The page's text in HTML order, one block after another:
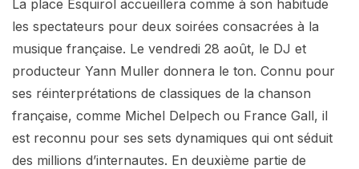
La place Esquirol accueillera comme à son habitude
les spectateurs pour deux soirées consacrées à la
musique française. Le vendredi 28 août, le DJ et
producteur Yann Muller donnera le ton. Connu pour
ses réinterprétations de classiques de la chanson
française, comme Michel Delpech ou France Gall, il
est reconnu pour ses sets dynamiques qui ont séduit
des millions d’internautes. En deuxième partie de